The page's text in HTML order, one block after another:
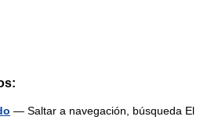
— Saltar a navegación, búsqueda El